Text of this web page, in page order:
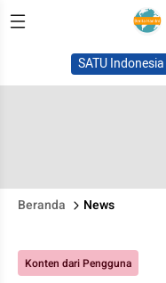
SATU
Beranda News
Konten dari Pengguna